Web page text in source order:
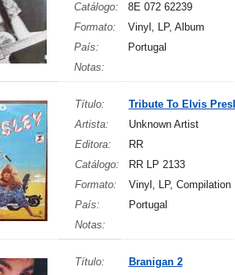
Catálogo:
8E 072 62239
Formato:
Vinyl, LP, Album
País:
Portugal
Notas:
Título:
Tribute To Elvis
Artista:
Unknown Artist
Editora:
RR
Catálogo:
RR LP 2133
Formato:
Vinyl, LP, Compilation
País:
Portugal
Notas:
Título:
Branigan 2